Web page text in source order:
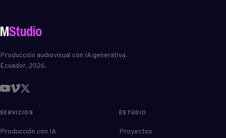
MStudio
Producción audiovisual con IA generativa.
Ecuador, 2026.
SERVICIOS
Producción con IA
ESTUDIO
Proyectos